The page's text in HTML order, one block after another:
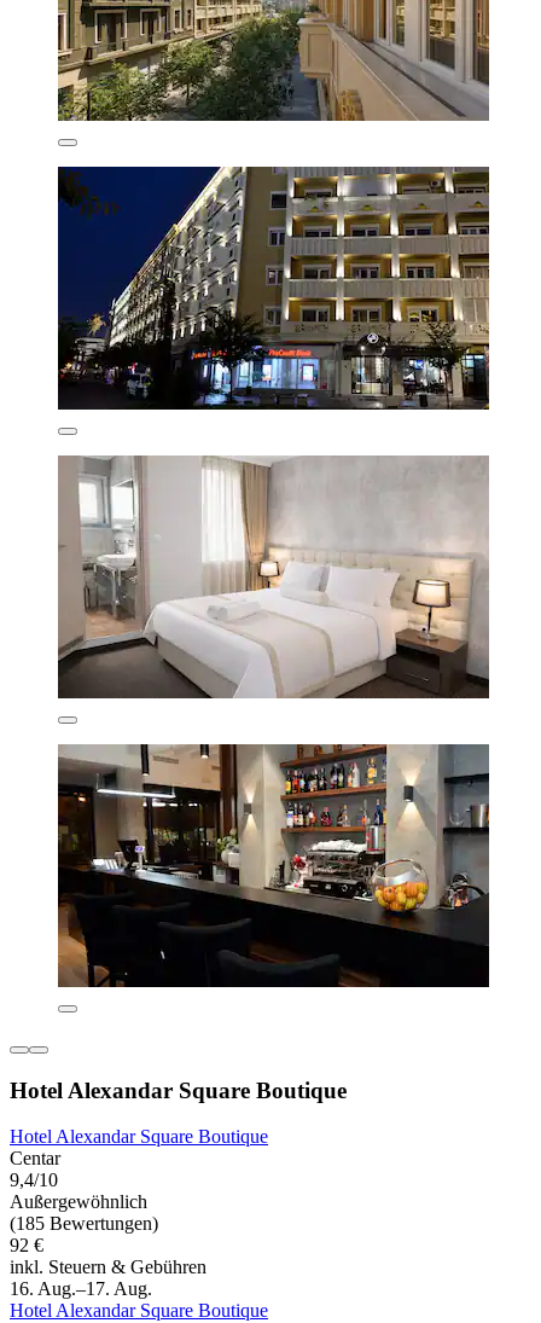
Hotel Alexandar Square Boutique
Hotel Alexandar Square Boutique
Centar
9,4/10
Außergewöhnlich
(185 Bewertungen)
92 €
inkl. Steuern & Gebühren
16. Aug.–17. Aug.
Hotel Alexandar Square Boutique